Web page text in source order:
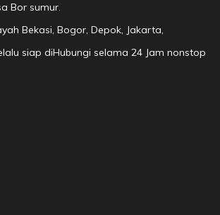
Bor sumur.
Bekasi, Bogor, Depok, Jakarta,
siap diHubungi selama 24 Jam nonstop